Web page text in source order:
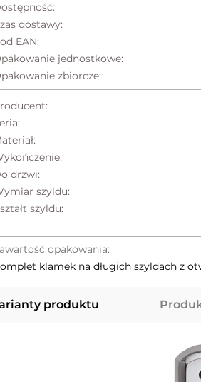
dostawy:
EAN:
jednostkowe:
zbiorcze:
drzwi:
szyldu:
szyldu:
opakowania:
klamek na długich szyldach z
produktu